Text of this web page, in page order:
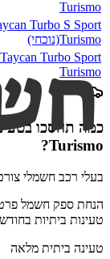
Turismo
Turbo S Sport
Turismo(נוכחי)
Taycan Turbo Sport
Turismo
כמה תחסכו
Turismo
?
בעלי רכב חשמלי
הנחת ספק חשמל
טעינות ביתיות בחודש
טעינה ביתית מלאה